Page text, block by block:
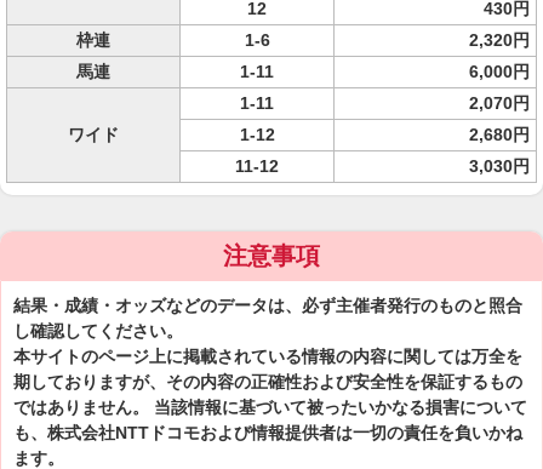
12
430円
枠連
1-6
2,320円
馬連
1-11 6,000円
ワイド
1-11
2,070円
1-12
2,680円
11-12
3,030円
注意事項
結果・成績・オッズなどのデータは、必ず主催者発行のものと照合
し確認してください。
本サイトのページ上に掲載されている情報の内容に関しては万全を
期しておりますが、その内容の正確性および安全性を保証するもの
ではありません。 当該情報に基づいて被ったいかなる損害について
も、株式会社NTTドコモおよび情報提供者は一切の責任を負いかね
ます。